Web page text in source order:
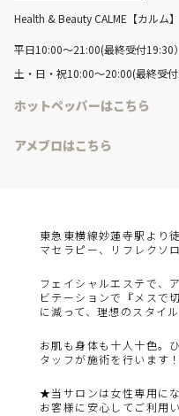
Health & Beauty CALME【カルム】
平日10:00～21:00(最終受付19:30）
土・日・祝10:00～20:00(最終受
ホットペッパーはこちら
アメブロはこちら
東急東横線妙蓮寺駅より
マセラピー、リフレクソ
フェイシャルエステで、
ビテーションで『メスで
に減って、理想のスタイ
お肌も身体も十人十色。
タッフが施術を行います
★当サロンは女性専用にな
お客様に安心してご利用